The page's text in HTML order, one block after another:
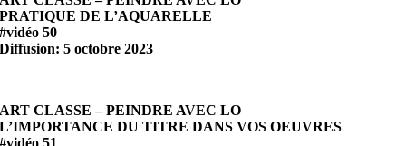
PRATIQUE DE L’AQUARELLE
#vidéo 50
Diffusion: 5 octobre 2023
ART CLASSE – PEINDRE AVEC LO
L’IMPORTANCE DU TITRE DANS VOS OEUVRES